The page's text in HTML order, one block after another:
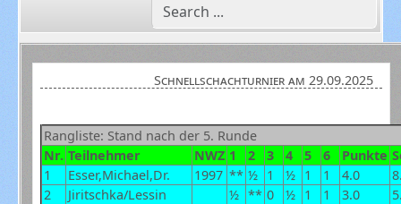
Schnellschachturnier am 29.09.2025
Rangliste: Stand nach der 5. Runde
Nr. Teilnehmer NWZ 1 2 3 4 5 6 Punkte
1
Esser,Michael,Dr. 1997 ** ½ 1 ½ 1 1 4.0
2
Jiritschka/Lessin ½ ** 0 ½ 1 1 3.0